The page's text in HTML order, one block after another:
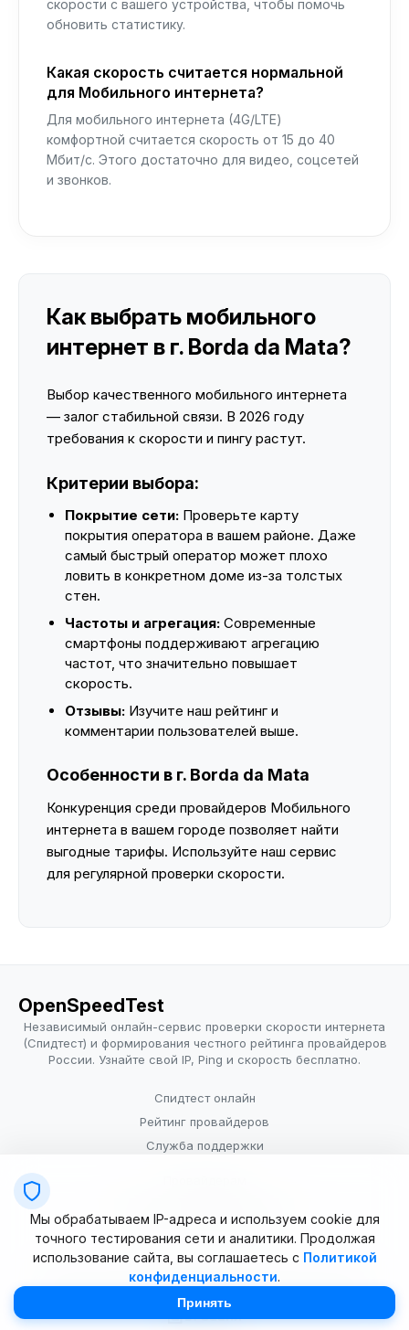
скорости с вашего устройства, чтобы помочь
обновить статистику.
Какая скорость считается нормальной
для Мобильного интернета?
Для мобильного интернета (4G/LTE)
комфортной считается скорость от 15 до 40
Мбит/с. Этого достаточно для видео, соцсетей
и звонков.
Как выбрать мобильного
интернет в г. Borda da Mata?
Выбор качественного мобильного интернета
— залог стабильной связи. В 2026 году
требования к скорости и пингу растут.
Критерии выбора:
Покрытие сети: Проверьте карту
покрытия оператора в вашем районе. Даже
самый быстрый оператор может плохо
ловить в конкретном доме из-за толстых
стен.
Частоты и агрегация: Современные
смартфоны поддерживают агрегацию
частот, что значительно повышает
скорость.
Отзывы: Изучите наш рейтинг и
комментарии пользователей выше.
Особенности в г. Borda da Mata
Конкуренция среди провайдеров Мобильного
интернета в вашем городе позволяет найти
выгодные тарифы. Используйте наш сервис
для регулярной проверки скорости.
OpenSpeedTest
Независимый онлайн-сервис проверки скорости интернета
(Спидтест) и формирования честного рейтинга провайдеров
России. Узнайте свой IP, Ping и скорость бесплатно.
Спидтест онлайн
Рейтинг провайдеров
Служба поддержки
Условия использования
© 2025–2026 OpenSpeedTest (ИП Долматова В.В.). Все права
Мы обрабатываем IP-адреса и используем cookie для
точного тестирования сети и аналитики. Продолжая
использование сайта, вы соглашаетесь с Политикой
конфиденциальности.
Принять